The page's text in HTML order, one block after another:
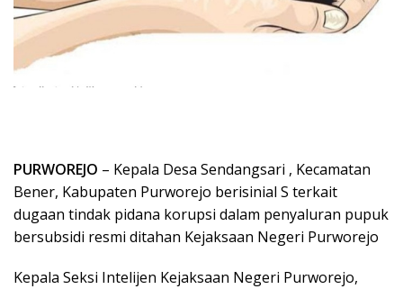
PURWOREJO – Kepala Desa Sendangsari , Kecamatan
Bener, Kabupaten Purworejo berisinial S terkait
dugaan tindak pidana korupsi dalam penyaluran pupuk
bersubsidi resmi ditahan Kejaksaan Negeri Purworejo
Kepala Seksi Intelijen Kejaksaan Negeri Purworejo,